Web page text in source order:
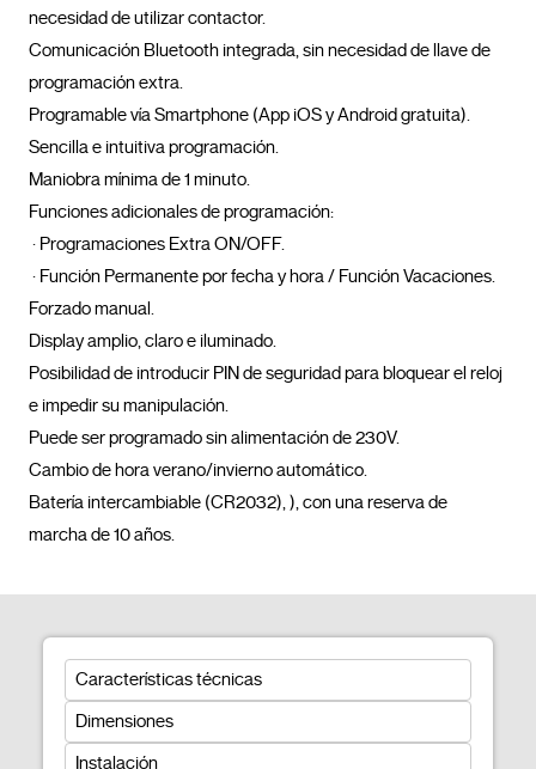
necesidad de utilizar contactor.
Comunicación Bluetooth integrada, sin necesidad de llave de
programación extra.
Programable vía Smartphone (App iOS y Android gratuita).
Sencilla e intuitiva programación.
Maniobra mínima de 1 minuto.
Funciones adicionales de programación:
Forzado manual.
Display amplio, claro e iluminado.
Posibilidad de introducir PIN de seguridad para bloquear el reloj
e impedir su manipulación.
Puede ser programado sin alimentación de 230V.
Cambio de hora verano/invierno automático.
Batería intercambiable (CR2032), ), con una reserva de
Características técnicas
Dimensiones
Instalación